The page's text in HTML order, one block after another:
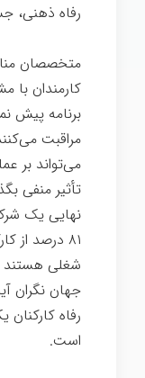
رفاه ذهنی،
متخصصان
کارمندان با
برنامه پیش
مراقبت
می‌تواند بر
تأثیر منفی
نهایی یک
۸۱ درصد
جهان نگران
رفاه
است.